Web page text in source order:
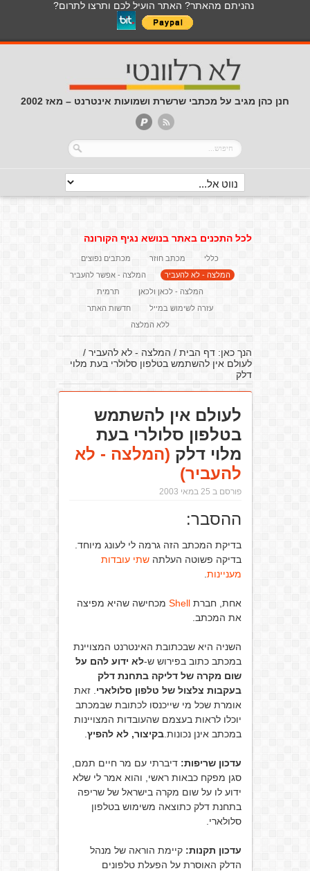
נהניתם מהאתר? האתר הועיל לכם ותרצו לתרום?
חנן כהן מגיב על מכתבי שרשרת ושמועות אינטרנט – מאז 2002
לכל התכנים באתר בנושא נגיף הקורונה
כללי מכתב חוזר
מכתבים נפוצים
המלצה - לא להעביר
המלצה - אפשר להעביר
המלצה - לכאן ולכאן
תרמית
עזרה לשימוש במייל
חדשות האתר
ללא המלצה
הנך כאן:דף הבית / המלצה - לא להעביר /
לעולם אין להשתמש בטלפון סלולרי בעת מלוי
דלק
לעולם אין להשתמש
בטלפון סלולרי בעת
מלוי דלק (המלצה - לא
להעביר)
פורסם ב 25 במאי 2003
ההסבר:
בדיקת המכתב הזה גרמה לי לעונג מיוחד.
בדיקה פשוטה העלתהשתי עובדות
מעניינות
אחת, חברתShell מכחישה שהיא מפיצה
את המכתב.
השניה היא שבכתובת האינטרנט המצויינת
במכתב כתוב בפירוש ש-לא ידוע להם על
שום מקרה של דליקה בתחנת דלק
בעקבות צלצול של טלפון סלולארי . זאת
אומרת שכל מי שייכנסו לכתובת שבמכתב
יוכלו לראות בעצמם שהעובדות המצויינות
במכתב אינן נכונות.בקיצור, לא להפיץ
עדכון שריפות: דיברתי עם מר חיים תמם,
סגן מפקח כבאות ראשי, והוא אמר לי שלא
ידוע לו על שום מקרה בישראל של שריפה
בתחנת דלק כתוצאה משימוש בטלפון
סלולארי.
עדכון תקנות: קיימת הוראה של מנהל
הדלק האוסרת על הפעלת טלפונים